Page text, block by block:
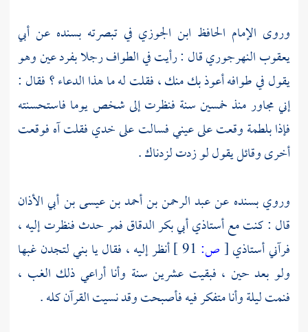
وروى الإمام الحافظ ابن الجوزي في تبصرته بسنده عن أبي
يعقوب النهرجوريقال : رأيت في الطواف رجلا بفرد عين وهو
يقول في طوافه أعوذ بك منك ، فقلت له ما هذا الدعاء ؟ فقال :
إني مجاور منذ خمسين سنة فنظرت إلى شخص يوما فاستحسنته
فإذا بلطمة وقعت على عيني فسالت على خدي فقلت آه فوقعت
أخرى وقائل يقول لو زدت لزدناك .
وروي بسنده عنعبد الرحمن بن أحمد بن عيسى بن أبي الأذان
قال : كنت مع أستاذيأبي بكر الدقاقفمر حدث فنظرت إليه ،
فرآني أستاذي[ص:
أنظر إليه ، فقال يا بني لتجدن غبها
ولو بعد حين ، فبقيت عشرين سنة وأنا أراعي ذلك الغب ،
فنمت ليلة وأنا متفكر فيه فأصبحت وقد نسيت القرآن كله .